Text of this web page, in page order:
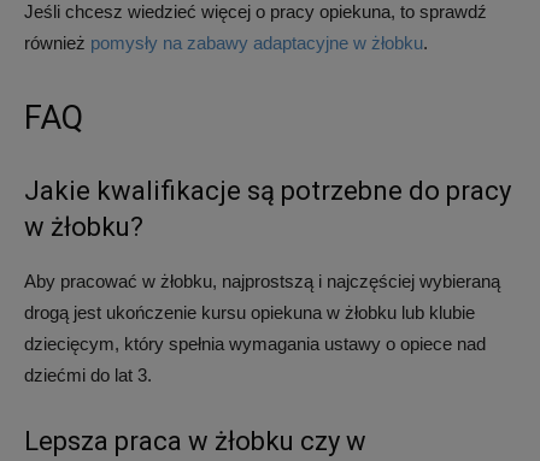
Jeśli chcesz wiedzieć więcej o pracy opiekuna, to sprawdź
również pomysły na zabawy adaptacyjne w żłobku.
FAQ
Jakie kwalifikacje są potrzebne do pracy
w żłobku?
Aby pracować w żłobku, najprostszą i najczęściej wybieraną
drogą jest ukończenie kursu opiekuna w żłobku lub klubie
dziecięcym, który spełnia wymagania ustawy o opiece nad
dziećmi do lat 3.
Lepsza praca w żłobku czy w